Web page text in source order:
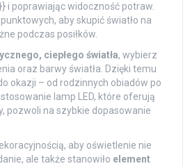
i poprawiając widoczność potraw.
aby skupić światło na
podczas posiłków.
ciepłego światła, wybierz
oraz barwy światła. Dzięki temu
okazji – od rodzinnych obiadów po
lamp LED, które oferują
pozwoli na szybkie dopasowanie
aby oświetlenie nie
ale także stanowiło element